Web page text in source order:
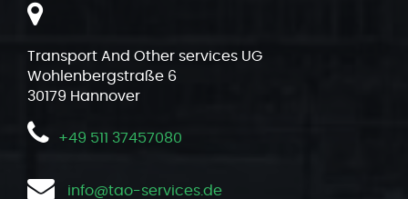
Transport And Other services UG
Wohlenbergstraße 6
30179 Hannover
+49 511 37457080
info@tao-services.de